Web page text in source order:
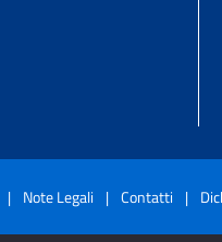
| Note Legali | Contatti |